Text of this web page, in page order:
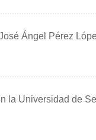
Ángel Pérez
la Universidad de